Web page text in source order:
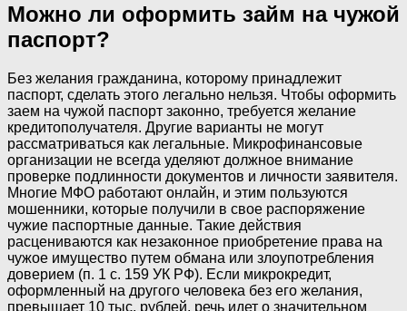
Можно ли оформить займ на чужой
паспорт?
Без желания гражданина, которому принадлежит
паспорт, сделать этого легально нельзя. Чтобы оформить
заем на чужой паспорт законно, требуется желание
кредитополучателя. Другие варианты не могут
рассматриваться как легальные. Микрофинансовые
организации не всегда уделяют должное внимание
проверке подлинности документов и личности заявителя.
Многие МФО работают онлайн, и этим пользуются
мошенники, которые получили в свое распоряжение
чужие паспортные данные. Такие действия
расцениваются как незаконное приобретение права на
чужое имущество путем обмана или злоупотребления
доверием (п. 1 с. 159 УК РФ). Если микрокредит,
оформленный на другого человека без его желания,
превышает 10 тыс. рублей, речь идет о значительном